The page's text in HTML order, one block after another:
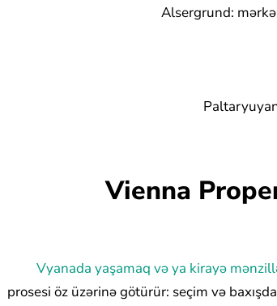
Alsergrund:
Vienna
Vyanada yaşamaq və ya kirayə
prosesi öz üzərinə götürür: seçim və